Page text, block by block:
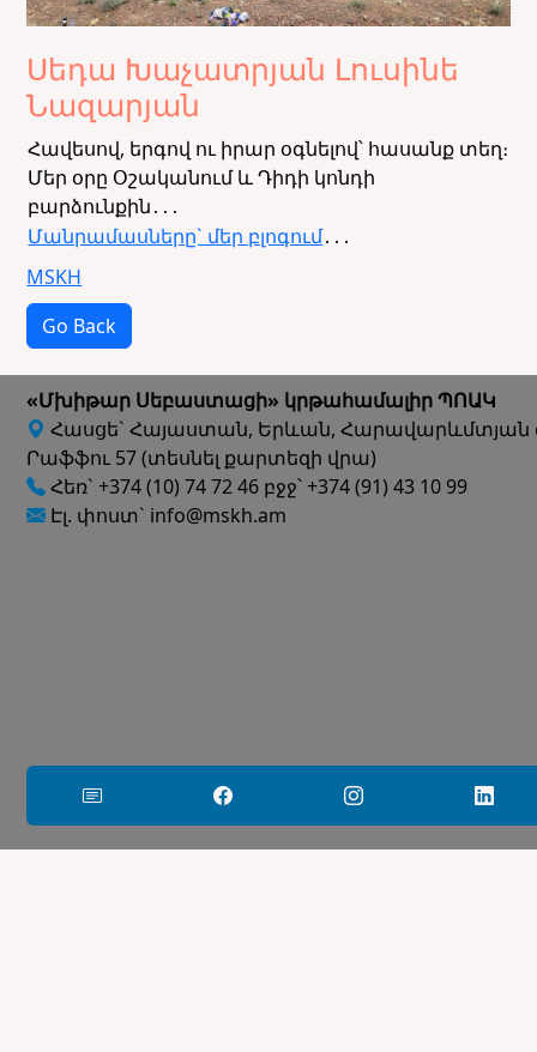
Սեդա Խաչատրյան Լուսինե
Նազարյան
Հավեսով, երգով ու իրար օգնելով՝ հասանք տեղ։
Մեր օրը Օշականում և Դիդի կոնդի
բարձունքին․․․
Մանրամասները` մեր բլոգում․․․
MSKH
Go Back
«Մխիթար Սեբաստացի» կրթահամալիր ՊՈԱԿ
Հասցե` Հայաստան, Երևան, Հարավարևմտյան
Րաֆֆու 57 (տեսնել քարտեզի վրա)
Հեռ` +374 (10) 74 72 46 բջջ՝ +374 (91) 43 10 99
Էլ. փոստ` info@mskh.am